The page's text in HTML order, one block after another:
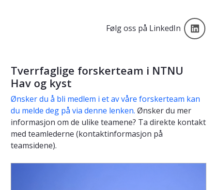
Følg oss på LinkedIn
Tverrfaglige forskerteam i NTNU
Hav og kyst
Ønsker du å bli medlem i et av våre forskerteam kan
du melde deg på via denne lenken. Ønsker du mer
informasjon om de ulike teamene? Ta direkte kontakt
med teamlederne (kontaktinformasjon på
teamsidene).